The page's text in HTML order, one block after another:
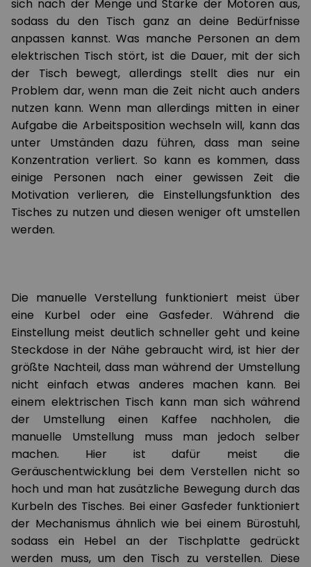
sich nach der Menge und Stärke der Motoren aus,
sodass du den Tisch ganz an deine Bedürfnisse
anpassen kannst. Was manche Personen an dem
elektrischen Tisch stört, ist die Dauer, mit der sich
der Tisch bewegt, allerdings stellt dies nur ein
Problem dar, wenn man die Zeit nicht auch anders
nutzen kann. Wenn man allerdings mitten in einer
Aufgabe die Arbeitsposition wechseln will, kann das
unter Umständen dazu führen, dass man seine
Konzentration verliert. So kann es kommen, dass
einige Personen nach einer gewissen Zeit die
Motivation verlieren, die Einstellungsfunktion des
Tisches zu nutzen und diesen weniger oft umstellen
werden.
Die manuelle Verstellung funktioniert meist über
eine Kurbel oder eine Gasfeder. Während die
Einstellung meist deutlich schneller geht und keine
Steckdose in der Nähe gebraucht wird, ist hier der
größte Nachteil, dass man während der Umstellung
nicht einfach etwas anderes machen kann. Bei
einem elektrischen Tisch kann man sich während
der Umstellung einen Kaffee nachholen, die
manuelle Umstellung muss man jedoch selber
machen. Hier ist dafür meist die
Geräuschentwicklung bei dem Verstellen nicht so
hoch und man hat zusätzliche Bewegung durch das
Kurbeln des Tisches. Bei einer Gasfeder funktioniert
der Mechanismus ähnlich wie bei einem Bürostuhl,
sodass ein Hebel an der Tischplatte gedrückt
werden muss, um den Tisch zu verstellen. Diese